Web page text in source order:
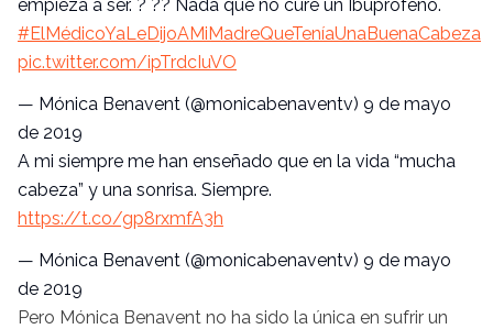
empieza a ser. ? ?? Nada que no cure un Ibuprofeno.
#ElMédicoYaLeDijoAMiMadreQueTeníaUnaBuenaCabeza
pic.twitter.com/ipTrdcIuVO
— Mónica Benavent (@monicabenaventv) 9 de mayo
de 2019
A mi siempre me han enseñado que en la vida “mucha
cabeza” y una sonrisa. Siempre.
https://t.co/gp8rxmfA3h
— Mónica Benavent (@monicabenaventv) 9 de mayo
de 2019
Pero Mónica Benavent no ha sido la única en sufrir un